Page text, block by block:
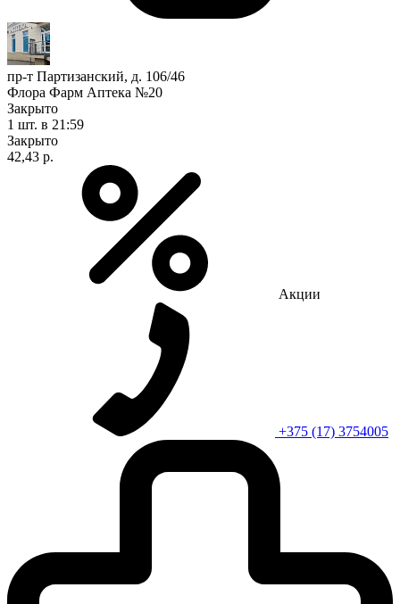
пр-т Партизанский, д. 106/46
Флора Фарм Аптека №20
Закрыто
1 шт. в 21:59
Закрыто
42,43 р.
Акции
+375 (17) 3754005